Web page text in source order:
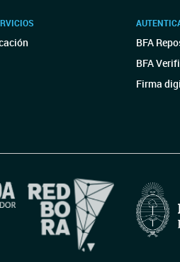
BFA
BFA
Firma